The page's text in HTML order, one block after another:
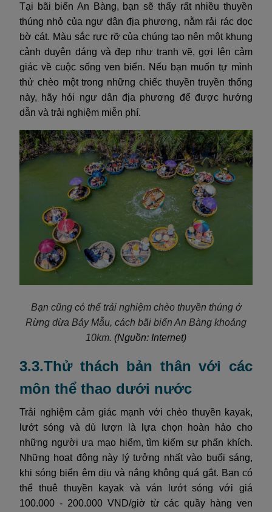
Tại bãi biển An Bàng, bạn sẽ thấy rất nhiều thuyền
thúng nhỏ của ngư dân địa phương, nằm rải rác dọc
bờ cát. Màu sắc rực rỡ của chúng tạo nên một khung
cảnh duyên dáng và đẹp như tranh vẽ, gợi lên cảm
giác về cuộc sống ven biển. Nếu bạn muốn tự mình
thử chèo một trong những chiếc thuyền truyền thống
này, hãy hỏi ngư dân địa phương để được hướng
dẫn và trải nghiệm miễn phí.
Bạn cũng có thể trải nghiệm chèo thuyền thúng ở
Rừng dừa Bảy Mẫu, cách bãi biển An Bàng khoảng
10km. (Nguồn: Internet)
3.3.Thử thách bản thân với các
môn thể thao dưới nước
Trải nghiệm cảm giác mạnh với chèo thuyền kayak,
lướt sóng và dù lượn là lựa chọn hoàn hảo cho
những người ưa mạo hiểm, tìm kiếm sự phấn khích.
Những hoạt động này lý tưởng nhất vào buổi sáng,
khi sóng biển êm dịu và nắng không quá gắt. Bạn có
thể thuê thuyền kayak và ván lướt sóng với giá
100.000 - 200.000 VND/giờ từ các quầy hàng ven